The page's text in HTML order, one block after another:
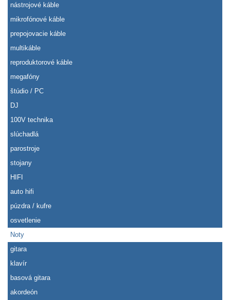
nástrojové káble
mikrofónové káble
prepojovacie káble
multikáble
reproduktorové káble
megafóny
štúdio / PC
DJ
100V technika
slúchadlá
parostroje
stojany
HIFI
auto hifi
púzdra / kufre
osvetlenie
Noty
gitara
klavír
basová gitara
akordeón